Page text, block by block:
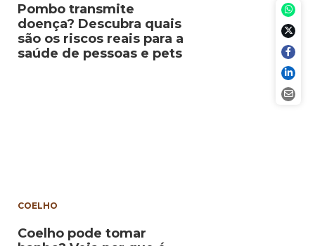
Pombo transmite
doença? Descubra quais
são os riscos reais para a
saúde de pessoas e pets
COELHO
Coelho pode tomar